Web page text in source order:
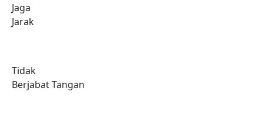
Jaga
Jarak
Tidak
Berjabat Tangan